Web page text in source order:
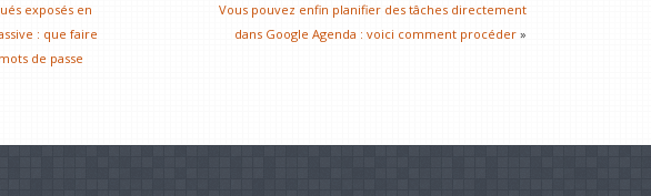
exposés en
: que faire
de passe
Vous pouvez enfin planifier des tâches directement
dans Google Agenda : voici comment procéder»